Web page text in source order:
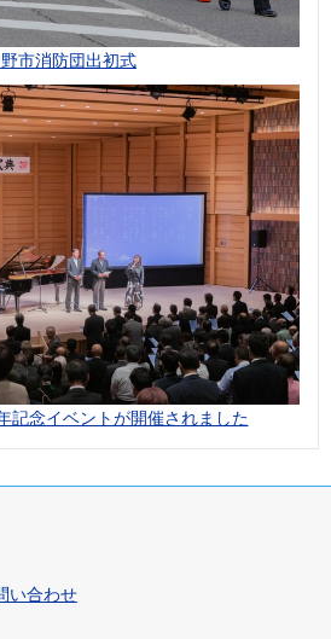
市消防団出初式
記念イベントが開催されました
い合わせ